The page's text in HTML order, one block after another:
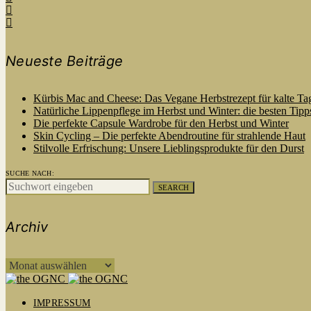
Neueste Beiträge
Kürbis Mac and Cheese: Das Vegane Herbstrezept für kalte
Natürliche Lippenpflege im Herbst und Winter: die besten
Die perfekte Capsule Wardrobe für den Herbst und Winter
Skin Cycling – Die perfekte Abendroutine für strahlende Haut
Stilvolle Erfrischung: Unsere Lieblingsprodukte für den Durst
SUCHE NACH:
SEARCH
Archiv
ARCHIV
IMPRESSUM